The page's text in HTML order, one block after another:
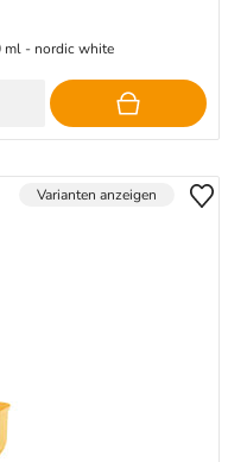
ml - nordic white
Varianten anzeigen